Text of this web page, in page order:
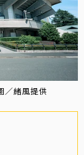
／緒風提供